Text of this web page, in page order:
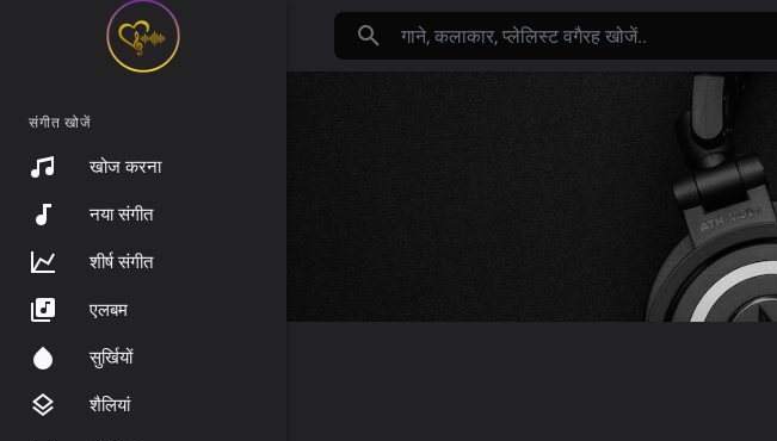
संगीत खोजें
खोज करना
नया संगीत
शीर्ष संगीत
एलबम
सुर्खियों
शैलियां